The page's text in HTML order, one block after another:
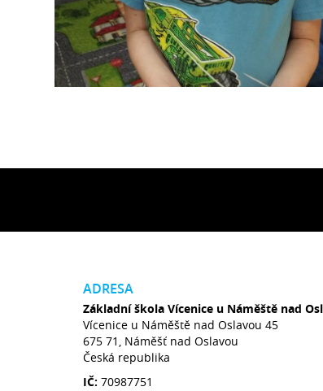
ADRESA
Základní škola Vícenice u Náměště nad
Vícenice u Náměště nad Oslavou 45
675 71, Náměšť nad Oslavou
Česká republika
IČ: 70987751